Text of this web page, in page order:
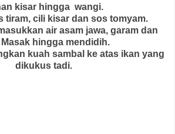
kisar hingga wangi.
tiram, cili kisar dan sos tomyam.
air asam jawa, garam dan
hingga mendidih.
kuah sambal ke atas ikan yang
dikukus tadi.